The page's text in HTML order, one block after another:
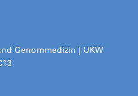
Genommedizin | UKW